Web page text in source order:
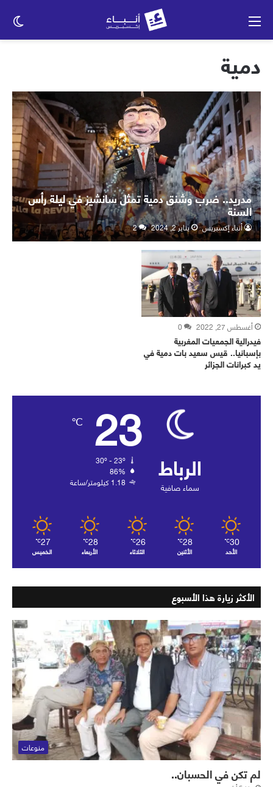
دمية
مدريد.. ضرب وشنق دمية تمثل سانشيز في ليلة رأس
السنة
أنباء إكسبريس يناير 2, 2024 2
أغسطس 27, 2022 0
فيدرالية الجمعيات المغربية
بإسبانيا.. قيس سعيد بات دمية في
يد كبرانات الجزائر
الرباط
سماء صافية
23
℃
86%
1.18 كيلومتر/ساعة
30
℃
الأحد
28
℃
الأثنين
26
℃
الثلاثاء
28
℃
الأربعاء
27
℃
الخميس
الأكثر زيارة هذا الأسبوع
منوعات
لم تكن في الحسبان..